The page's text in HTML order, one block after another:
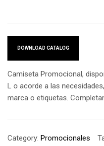
DOWNLOAD CATALOG
Camiseta Promocional,
L o acorde a las
marca o etiquetas.
Category: Promocionales